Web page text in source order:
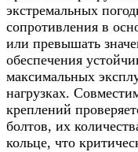
экстремальных
сопротивления в
или превышать
обеспечения
максимальных
нагрузках.
креплений
болтов, их
кольце, что